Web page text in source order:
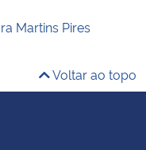
Martins Pires
Voltar ao topo